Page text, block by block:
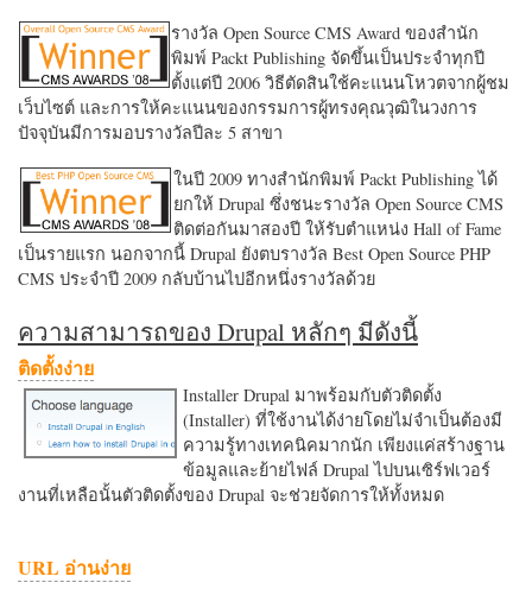
รางวัล Open Source CMS Award ของสำนัก
พิมพ์ Packt Publishing จัดขึ้นเป็นประจำทุกปี
ตั้งแต่ปี 2006 วิธีตัดสินใช้คะแนนโหวตจากผู้ชม
เว็บไซต์ และการให้คะแนนของกรรมการผู้ทรงคุณวุฒิในวงการ
ปัจจุบันมีการมอบรางวัลปีละ 5 สาขา
ในปี 2009 ทางสำนักพิมพ์ Packt Publishing ได้
ยกให้ Drupal ซึ่งชนะรางวัล Open Source CMS
ติดต่อกันมาสองปี ให้รับตำแหน่ง Hall of Fame
เป็นรายแรก นอกจากนี้ Drupal ยังตบรางวัล Best Open Source PHP
CMS ประจำปี 2009 กลับบ้านไปอีกหนึ่งรางวัลด้วย
ความสามารถของ Drupal หลักๆ มีดังนี้
ติดตั้งง่าย
Installer Drupal มาพร้อมกับตัวติดตั้ง
(Installer) ที่ใช้งานได้ง่ายโดยไม่จำเป็นต้องมี
ความรู้ทางเทคนิคมากนัก เพียงแค่สร้างฐาน
ข้อมูลและย้ายไฟล์ Drupal ไปบนเซิร์ฟเวอร์
งานที่เหลือนั้นตัวติดตั้งของ Drupal จะช่วยจัดการให้ทั้งหมด
URL อ่านง่าย